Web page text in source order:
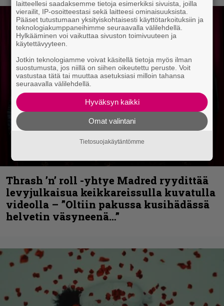
Thrash ’n’ roll -yhtye Madred ryydittää
levyjulkaisua keikkareissulla kuvatulla
videolla – ”Oltiin pakussa kusihädässä
helvetin väsyneenä…”
laitteellesi saadaksemme tietoja esimerkiksi sivuista, joilla
vierailit, IP-osoitteestasi sekä laitteesi ominaisuuksista.
Pääset tutustumaan yksityiskohtaisesti käyttötarkoituksiin ja
teknologiakumppaneihimme seuraavalla välilehdellä.
Hylkääminen voi vaikuttaa sivuston toimivuuteen ja
käytettävyyteen.
Jotkin teknologiamme voivat käsitellä tietoja myös ilman
suostumusta, jos niillä on siihen oikeutettu peruste. Voit
vastustaa tätä tai muuttaa asetuksiasi milloin tahansa
seuraavalla välilehdellä.
Hyväksyn kaikki
Omat valintani
Tietosuojakäytäntömme